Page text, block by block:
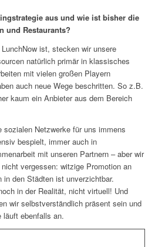
aus und wie ist bisher die
und Restaurants?
ist, stecken wir unsere
natürlich primär in klassisches
mit vielen großen Playern
auch neue Wege beschritten. So z.B.
kaum ein Anbieter aus dem Bereich
sozialen Netzwerke für uns immens
bespielt, immer auch in
mit unseren Partnern – aber wir
vergessen: witzige Promotion an
in den Städten ist unverzichtbar.
in der Realität, nicht virtuell! Und
wir selbstverständlich präsent sein und
läuft ebenfalls an.